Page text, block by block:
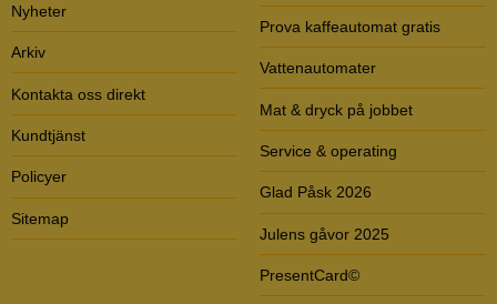
Nyheter
Arkiv
Kontakta oss direkt
Kundtjänst
Policyer
Sitemap
Prova kaffeautomat gratis
Vattenautomater
Mat & dryck på jobbet
Service & operating
Glad Påsk 2026
Julens gåvor 2025
PresentCard©